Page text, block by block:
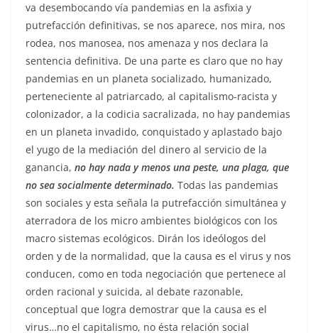
va desembocando vía pandemias en la asfixia y
putrefacción definitivas, se nos aparece, nos mira, nos
rodea, nos manosea, nos amenaza y nos declara la
sentencia definitiva. De una parte es claro que no hay
pandemias en un planeta socializado, humanizado,
perteneciente al patriarcado, al capitalismo-racista y
colonizador, a la codicia sacralizada, no hay pandemias
en un planeta invadido, conquistado y aplastado bajo
el yugo de la mediación del dinero al servicio de la
ganancia, no hay nada y menos una peste, una plaga, que
no sea socialmente determinado. Todas las pandemias
son sociales y esta señala la putrefacción simultánea y
aterradora de los micro ambientes biológicos con los
macro sistemas ecológicos. Dirán los ideólogos del
orden y de la normalidad, que la causa es el virus y nos
conducen, como en toda negociación que pertenece al
orden racional y suicida, al debate razonable,
conceptual que logra demostrar que la causa es el
virus…no el capitalismo, no ésta relación social